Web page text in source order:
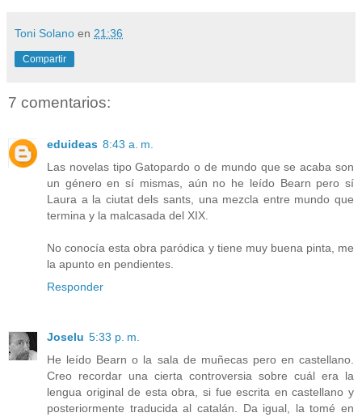
Toni Solano en 21:36
Compartir
7 comentarios:
eduideas 8:43 a. m.
Las novelas tipo Gatopardo o de mundo que se acaba son
un género en sí mismas, aún no he leído Bearn pero sí
Laura a la ciutat dels sants, una mezcla entre mundo que
termina y la malcasada del XIX.
No conocía esta obra paródica y tiene muy buena pinta, me
la apunto en pendientes.
Responder
Joselu 5:33 p. m.
He leído Bearn o la sala de muñecas pero en castellano.
Creo recordar una cierta controversia sobre cuál era la
lengua original de esta obra, si fue escrita en castellano y
posteriormente traducida al catalán. Da igual, la tomé en